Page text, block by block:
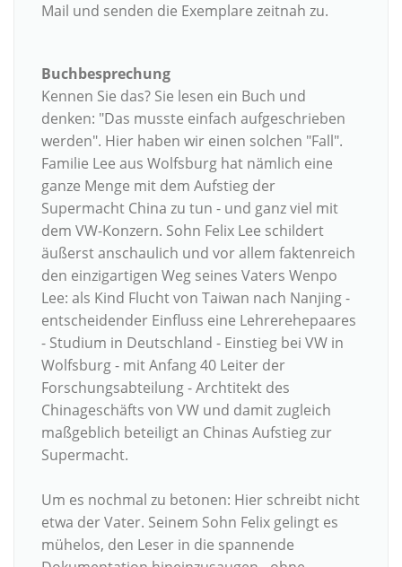
Mail und senden die Exemplare zeitnah zu.
Buchbesprechung
Kennen Sie das? Sie lesen ein Buch und
denken: "Das musste einfach aufgeschrieben
werden". Hier haben wir einen solchen "Fall".
Familie Lee aus Wolfsburg hat nämlich eine
ganze Menge mit dem Aufstieg der
Supermacht China zu tun - und ganz viel mit
dem VW-Konzern. Sohn Felix Lee schildert
äußerst anschaulich und vor allem faktenreich
den einzigartigen Weg seines Vaters Wenpo
Lee: als Kind Flucht von Taiwan nach Nanjing -
entscheidender Einfluss eine Lehrerehepaares
- Studium in Deutschland - Einstieg bei VW in
Wolfsburg - mit Anfang 40 Leiter der
Forschungsabteilung - Archtitekt des
Chinageschäfts von VW und damit zugleich
maßgeblich beteiligt an Chinas Aufstieg zur
Supermacht.
Um es nochmal zu betonen: Hier schreibt nicht
etwa der Vater. Seinem Sohn Felix gelingt es
mühelos, den Leser in die spannende